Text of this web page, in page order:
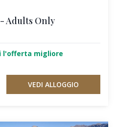
Adults Only
l'offerta migliore
VEDI ALLOGGIO